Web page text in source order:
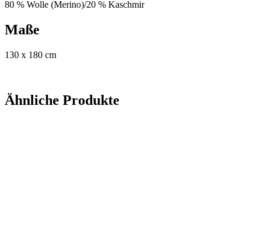
80 % Wolle (Merino)/20 % Kaschmir
Maße
130 x 180 cm
Ähnliche Produkte